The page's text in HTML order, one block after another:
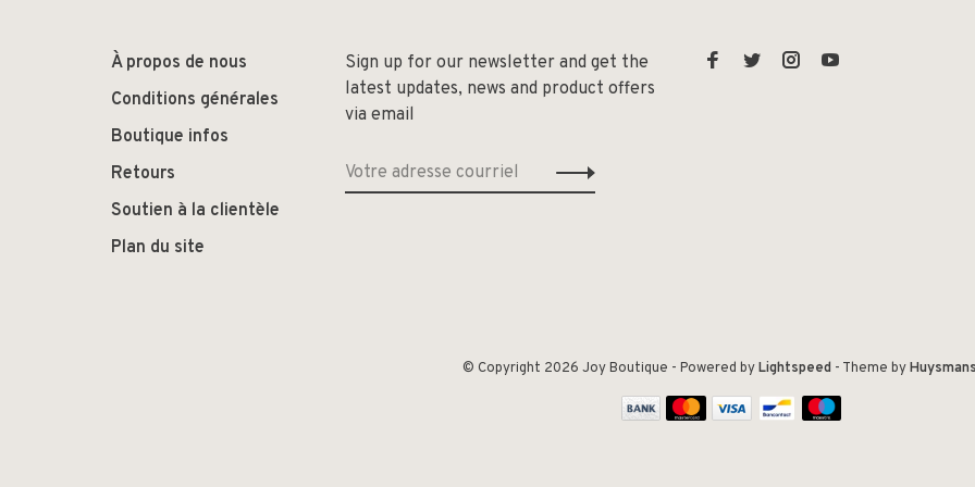
À propos de nous
Conditions générales
Boutique infos
Retours
Soutien à la clientèle
Plan du site
Sign up for our newsletter and get the
latest updates, news and product offers
via email
© Copyright 2026 Joy Boutique - Powered byLightspeed- Theme by